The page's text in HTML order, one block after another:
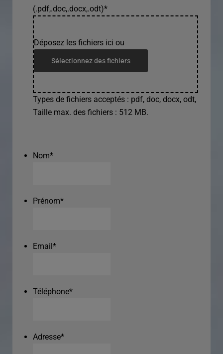
(.pdf,.doc,.docx,.odt)*
Déposez les fichiers ici ou
Sélectionnez des fichiers
Types de fichiers acceptés : pdf, doc, docx, odt,
Taille max. des fichiers : 512 MB.
Nom*
Prénom*
Email*
Téléphone*
Adresse*